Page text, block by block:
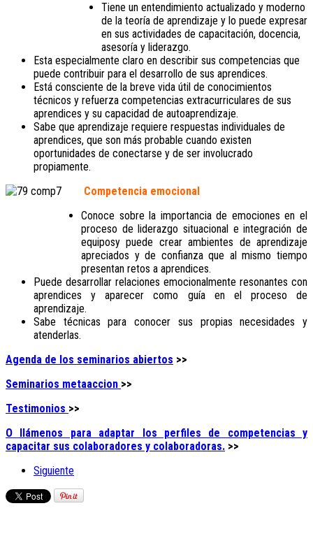
Tiene un entendimiento actualizado y moderno
de la teoría de aprendizaje y lo puede expresar
en sus actividades de capacitación, docencia,
asesoría y liderazgo.
Esta especialmente claro en describir sus competencias que
puede contribuir para el desarrollo de sus aprendices.
Está consciente de la breve vida útil de conocimientos
técnicos y refuerza competencias extracurriculares de sus
aprendices y su capacidad de autoaprendizaje.
Sabe que aprendizaje requiere respuestas individuales de
aprendices, que son más probable cuando existen
oportunidades de conectarse y de ser involucrado
propiamente.
Competencia emocional
Conoce sobre la importancia de emociones en el
proceso de liderazgo situacional e integración de
equiposy puede crear ambientes de aprendizaje
apreciados y de confianza que al mismo tiempo
presentan retos a aprendices.
Puede desarrollar relaciones emocionalmente resonantes con
aprendices y aparecer como guía en el proceso de
aprendizaje.
Sabe técnicas para conocer sus propias necesidades y
atenderlas.
Agenda de los seminarios abiertos >>
Seminarios metaaccion >>
Testimonios >>
O llámenos para adaptar los perfiles de competencias y
capacitar sus colaboradores y colaboradoras. >>
Siguiente